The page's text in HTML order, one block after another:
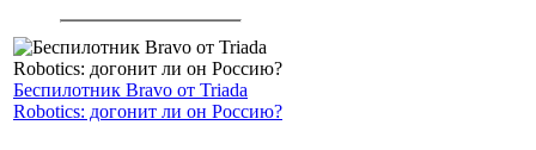
Беспилотник Bravo от Triada
Robotics: догонит ли он Россию?